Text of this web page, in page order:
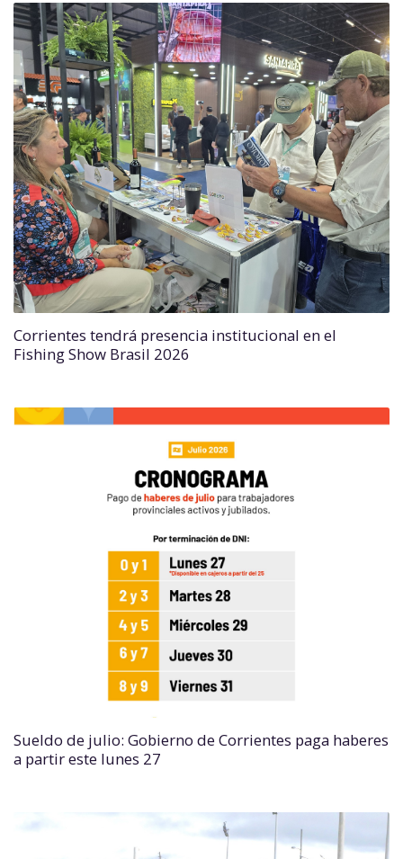
Corrientes tendrá presencia institucional en el
Fishing Show Brasil 2026
Sueldo de julio: Gobierno de Corrientes paga haberes
a partir este lunes 27